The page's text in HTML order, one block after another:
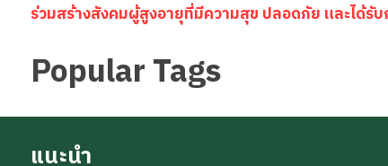
ร่วมสร้างสังคมผู้สูงอายุที่มีความสุข ปลอดภัย และได้
Popular Tags
แนะนำ